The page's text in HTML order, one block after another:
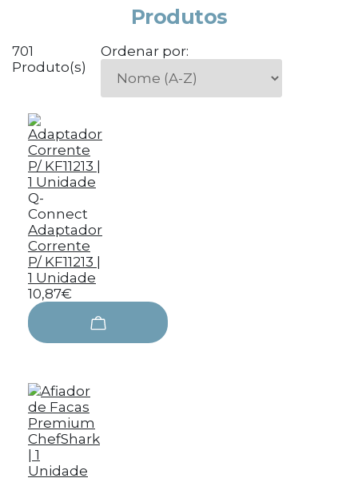
Produtos
701
Produto(s)
Ordenar por:
Q-
Connect
Adaptador
Corrente
P/ KF11213 |
1 Unidade
10,87€